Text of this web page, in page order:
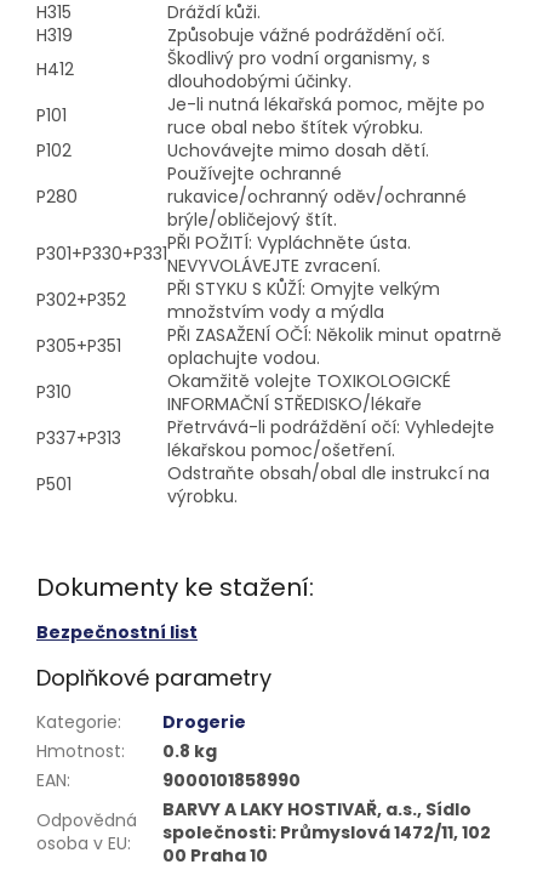
H315
Dráždí kůži.
H319
Způsobuje vážné podráždění očí.
H412
Škodlivý pro vodní organismy, s
dlouhodobými účinky.
P101
Je-li nutná lékařská pomoc, mějte po
ruce obal nebo štítek výrobku.
P102
Uchovávejte mimo dosah dětí.
P280
Používejte ochranné
rukavice/ochranný oděv/ochranné
brýle/obličejový štít.
P301+P330+P331PŘI POŽITÍ: Vypláchněte ústa.
NEVYVOLÁVEJTE zvracení.
P302+P352
PŘI STYKU S KŮŽÍ: Omyjte velkým
množstvím vody a mýdla
P305+P351
PŘI ZASAŽENÍ OČÍ: Několik minut opatrně
oplachujte vodou.
P310
Okamžitě volejte TOXIKOLOGICKÉ
INFORMAČNÍ STŘEDISKO/lékaře
P337+P313
Přetrvává-li podráždění očí: Vyhledejte
lékařskou pomoc/ošetření.
P501
Odstraňte obsah/obal dle instrukcí na
výrobku.
Dokumenty ke stažení:
Bezpečnostní list
Doplňkové parametry
Kategorie:
Drogerie
Hmotnost:
0.8 kg
EAN:
9000101858990
Odpovědná
osoba v EU:
BARVY A LAKY HOSTIVAŘ, a.s., Sídlo
společnosti: Průmyslová 1472/11, 102
00 Praha 10